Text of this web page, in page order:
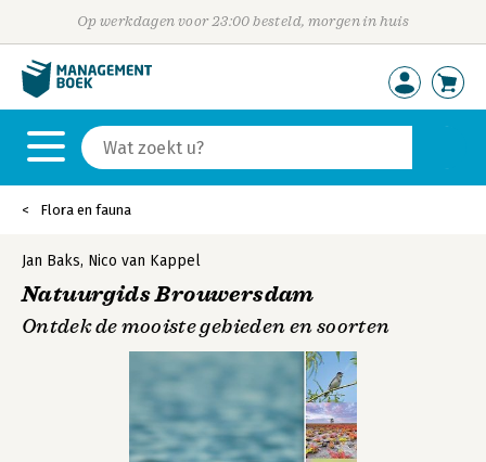
Op werkdagen voor 23:00 besteld, morgen in huis
Flora en fauna
Jan Baks, Nico van Kappel
Natuurgids Brouwersdam
Ontdek de mooiste gebieden en soorten